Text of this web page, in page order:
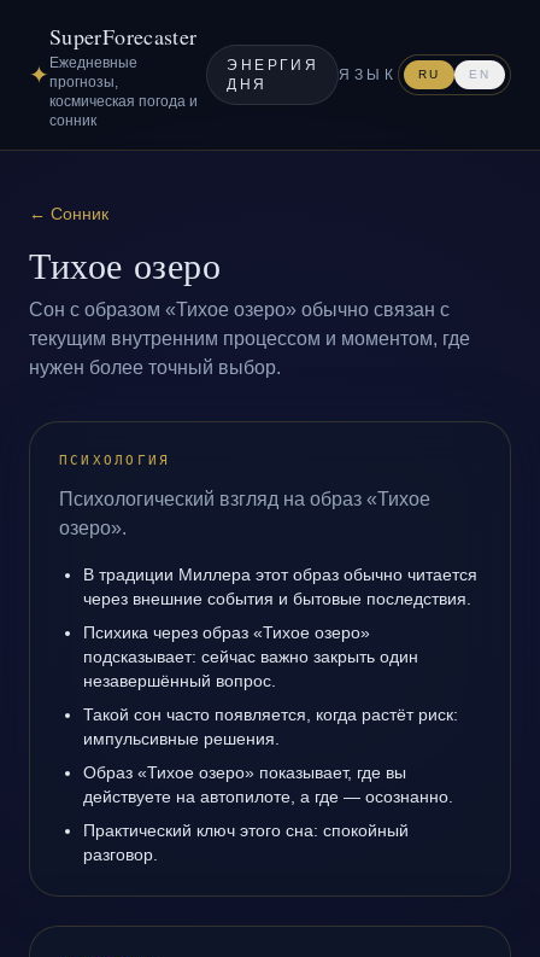
✦
SuperForecaster
Ежедневные
прогнозы,
космическая погода и
сонник
ЭНЕРГИЯ
ДНЯ
ЯЗЫК RU EN
← Сонник
Тихое озеро
Сон с образом «Тихое озеро» обычно связан с
текущим внутренним процессом и моментом, где
нужен более точный выбор.
ПСИХОЛОГИЯ
Психологический взгляд на образ «Тихое
озеро».
В традиции Миллера этот образ обычно читается
через внешние события и бытовые последствия.
Психика через образ «Тихое озеро»
подсказывает: сейчас важно закрыть один
незавершённый вопрос.
Такой сон часто появляется, когда растёт риск:
импульсивные решения.
Образ «Тихое озеро» показывает, где вы
действуете на автопилоте, а где — осознанно.
Практический ключ этого сна: спокойный
разговор.